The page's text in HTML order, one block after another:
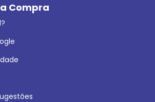
Compra